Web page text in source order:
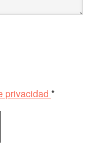
privacidad *